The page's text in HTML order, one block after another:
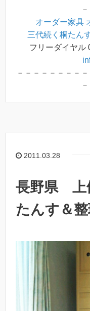
オーダー家具
三代続く桐たん
フリーダイヤル
－－－－－－－－
2011.03.28
長野県 上
たんす＆整